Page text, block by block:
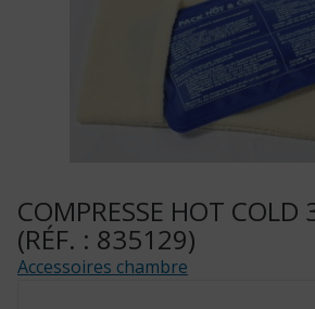
COMPRESSE HOT
(RÉF. : 835129)
Accessoires chambre